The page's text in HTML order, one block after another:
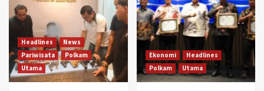
Headlines
News
Pariwisata
Polkam
Utama
Ekonomi
Headlines
Polkam
Utama